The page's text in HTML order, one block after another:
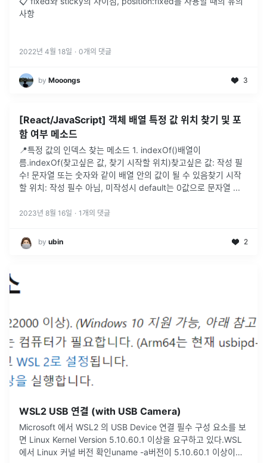
사항
2022년 4월 18일 · 0개의 댓글
by Mooongs 3
[React/JavaScript] 객체 배열 특정 값 위치 찾기 및 포
함 여부 메소드
📍특정 값의 인덱스 찾는 메소드 1. indexOf()배열이
름.indexOf(찾고싶은 값, 찾기 시작할 위치)찾고싶은 값: 작성 필
수! 문자열 또는 숫자와 같이 배열 안의 값이 될 수 있음찾기 시작
할 위치: 작성 필수 아님, 미작성시 default는 0값으로 문자열 ...
2023년 8월 16일 · 1 개의 댓글
by ubin 2
WSL2 USB 연결 (with USB Camera)
Microsoft 에서 WSL2 의 USB Device 연결 필수 구성 요소를 보
면 Linux Kernel Version 5.10.60.1 이상을 요구하고 있다.WSL
에서 Linux 커널 버전 확인uname -a버전이 5.10.60.1 이상이라